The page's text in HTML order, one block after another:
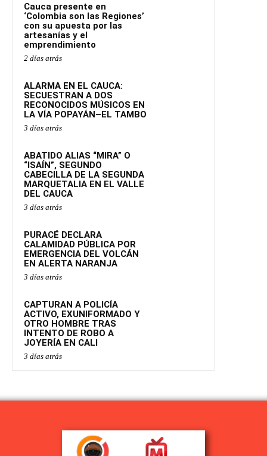
Cauca presente en
‘Colombia son las Regiones’
con su apuesta por las
artesanías y el
emprendimiento
2 días atrás
ALARMA EN EL CAUCA:
SECUESTRAN A DOS
RECONOCIDOS MÚSICOS EN
LA VÍA POPAYÁN–EL TAMBO
3 días atrás
ABATIDO ALIAS “MIRA” O
“ISAÍN”, SEGUNDO
CABECILLA DE LA SEGUNDA
MARQUETALIA EN EL VALLE
DEL CAUCA
3 días atrás
PURACÉ DECLARA
CALAMIDAD PÚBLICA POR
EMERGENCIA DEL VOLCÁN
EN ALERTA NARANJA
3 días atrás
CAPTURAN A POLICÍA
ACTIVO, EXUNIFORMADO Y
OTRO HOMBRE TRAS
INTENTO DE ROBO A
JOYERÍA EN CALI
3 días atrás